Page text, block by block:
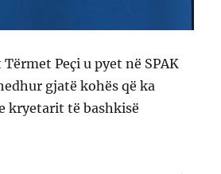
Peçi u pyet në SPAK
gjatë kohës që ka
kryetarit të bashkisë